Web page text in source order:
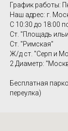
График работы:
Наш адрес: г.
С 10:30 до 18:00
Ст. "Площадь
Ст. "Римская"
Ж/д ст. "Серп и
2 Диаметр:
Бесплатная
переулка)